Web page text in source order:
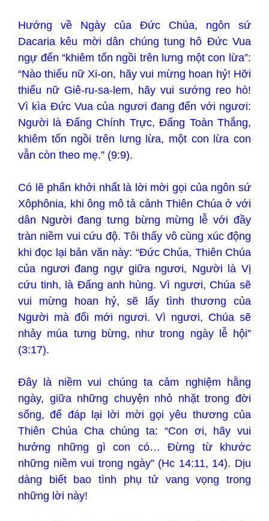
Hướng về Ngày của Đức Chúa, ngôn sứ
Dacaria kêu mời dân chúng tung hô Đức Vua
ngự đến “khiêm tốn ngồi trên lưng một con lừa”:
“Nào thiếu nữ Xi-on, hãy vui mừng hoan hỷ! Hỡi
thiếu nữ Giê-ru-sa-lem, hãy vui sướng reo hò!
Vì kìa Ðức Vua của ngươi đang đến với ngươi:
Người là Ðấng Chính Trực, Ðấng Toàn Thắng,
khiêm tốn ngồi trên lưng lừa, một con lừa con
vẫn còn theo mẹ.” (9:9).
Có lẽ phấn khởi nhất là lời mời gọi của ngôn sứ
Xôphônia, khi ông mô tả cảnh Thiên Chúa ở với
dân Người đang tưng bừng mừng lễ với đầy
tràn niềm vui cứu độ. Tôi thấy vô cùng xúc động
khi đọc lại bản văn này: “Ðức Chúa, Thiên Chúa
của ngươi đang ngự giữa ngươi, Người là Vị
cứu tinh, là Ðấng anh hùng. Vì ngươi, Chúa sẽ
vui mừng hoan hỷ, sẽ lấy tình thương của
Người mà đổi mới ngươi. Vì ngươi, Chúa sẽ
nhảy múa tưng bừng, như trong ngày lễ hội”
(3:17).
Đây là niềm vui chúng ta cảm nghiệm hằng
ngày, giữa những chuyện nhỏ nhặt trong đời
sống, để đáp lại lời mời gọi yêu thương của
Thiên Chúa Cha chúng ta: “Con ơi, hãy vui
hưởng những gì con có… Đừng từ khước
những niềm vui trong ngày” (Hc 14:11, 14). Dịu
dàng biết bao tình phụ tử vang vọng trong
những lời này!